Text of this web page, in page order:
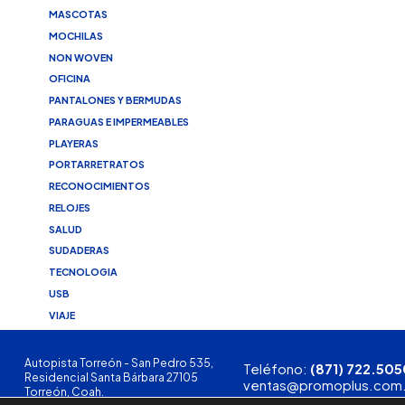
MASCOTAS
MOCHILAS
NON WOVEN
OFICINA
PANTALONES Y BERMUDAS
PARAGUAS E IMPERMEABLES
PLAYERAS
PORTARRETRATOS
RECONOCIMIENTOS
RELOJES
SALUD
SUDADERAS
TECNOLOGIA
USB
VIAJE
Autopista Torreón - San Pedro 535,
Residencial Santa Bárbara 27105
Torreón, Coah.
Teléfono: (871)